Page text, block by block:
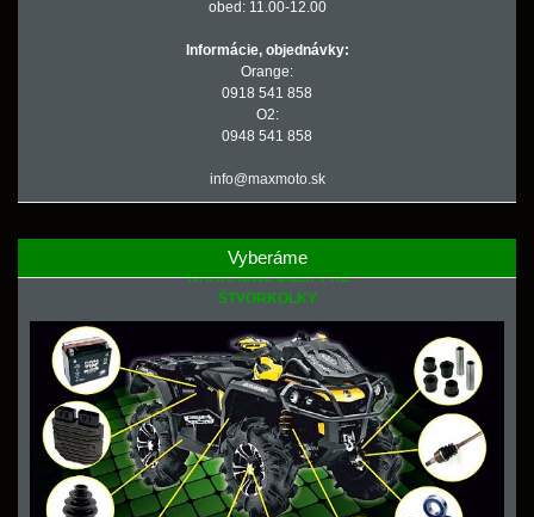
obed: 11.00-12.00
Informácie, objednávky:
Orange:
0918 541 858
O2:
0948 541 858
info@maxmoto.sk
Vyberáme
NÁHRADNÉ DIELY PRE
ŠTVORKOLKY